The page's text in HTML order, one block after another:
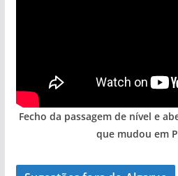
Fecho da passagem de nível e
que mudou em